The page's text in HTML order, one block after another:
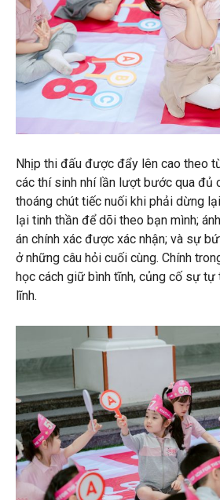
Nhịp thi đấu được đẩy lên cao theo
các thí sinh nhí lần lượt bước qua đủ
thoáng chút tiếc nuối khi phải dừng
lại tinh thần để dõi theo bạn mình;
án chính xác được xác nhận; và sự
ở những câu hỏi cuối cùng. Chính
học cách giữ bình tĩnh, củng cố sự tự
lĩnh.